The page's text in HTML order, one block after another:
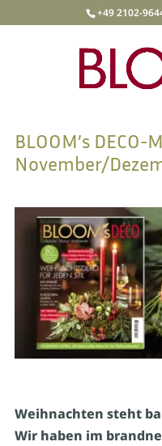
+49 2102-
BLOOM’s DECO-
November/
Weihnachten steht
Wir haben im